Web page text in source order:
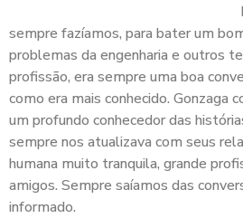
sempre fazíamos, para bater um
problemas da engenharia e outros
profissão, era sempre uma boa
como era mais conhecido. Gonzaga
um profundo conhecedor das
sempre nos atualizava com seus
humana muito tranquila, grande
amigos. Sempre saíamos das
informado.